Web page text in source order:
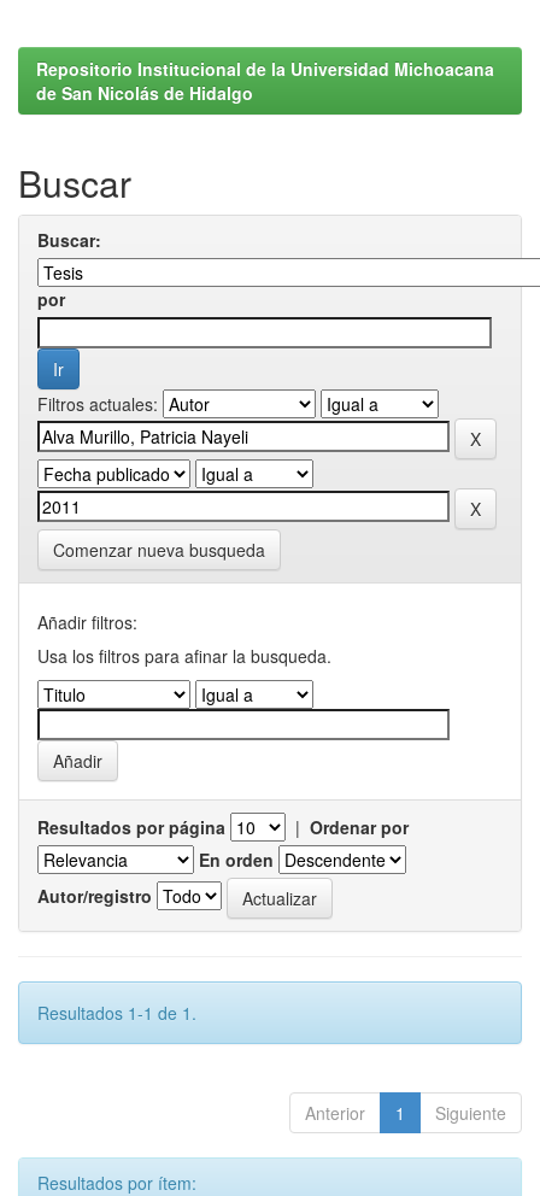
Repositorio Institucional de la Universidad Michoacana
de San Nicolás de Hidalgo
Buscar
Buscar:
por
Filtros actuales:
Comenzar nueva busqueda
Añadir filtros:
Usa los filtros para afinar la busqueda.
Resultados por página | Ordenar por
En orden
Autor/registro
Resultados 1-1 de 1.
Anterior 1 Siguiente
Resultados por ítem: